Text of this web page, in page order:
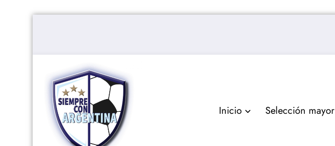
Inicio Selección mayor